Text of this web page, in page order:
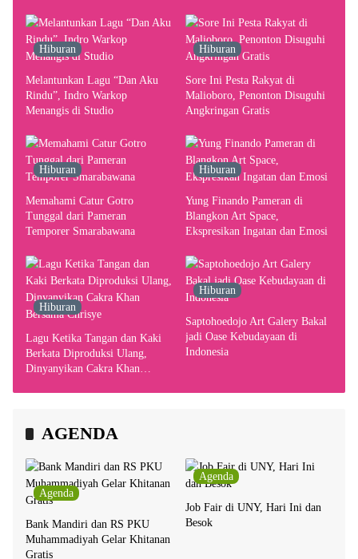
Pusat Pergerakan Seni Rupa
Indonesia
Hiburan
Melantunkan Lagu “Dan Aku
Rindu”, Indro Warkop
Menangis di Studio
Hiburan
Sore Ini Pesta Rakyat di
Malioboro, Penonton Disuguhi
Angkringan Gratis
Hiburan
Memahami Catur Gotro
Tunggal dari Pameran
Temporer Smarabawana
Hiburan
Yung Finando Pameran di
Blangkon Art Space,
Ekspresikan Ingatan dan Emosi
Hiburan
Lagu Ketika Tangan dan Kaki
Berkata Diproduksi Ulang,
Dinyanyikan Cakra Khan
Hiburan
Saptohoedojo Art Galery Bakal
jadi Oase Kebudayaan di
Indonesia
AGENDA
Agenda
Bank Mandiri dan RS PKU
Muhammadiyah Gelar Khitanan
Gratis
Agenda
Job Fair di UNY, Hari Ini dan
Besok